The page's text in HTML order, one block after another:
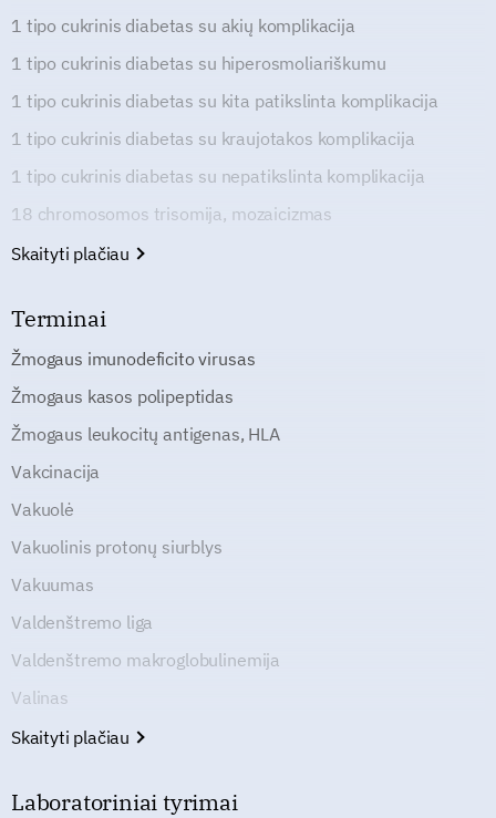
1 tipo cukrinis diabetas su akių komplikacija
1 tipo cukrinis diabetas su hiperosmoliariškumu
1 tipo cukrinis diabetas su kita patikslinta komplikacija
1 tipo cukrinis diabetas su kraujotakos komplikacija
1 tipo cukrinis diabetas su nepatikslinta komplikacija
18 chromosomos trisomija, mozaicizmas
Skaityti plačiau
Terminai
Žmogaus imunodeficito virusas
Žmogaus kasos polipeptidas
Žmogaus leukocitų antigenas, HLA
Vakcinacija
Vakuolė
Vakuolinis protonų siurblys
Vakuumas
Valdenštremo liga
Valdenštremo makroglobulinemija
Valinas
Skaityti plačiau
Laboratoriniai tyrimai